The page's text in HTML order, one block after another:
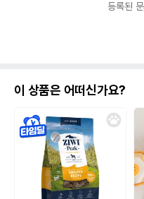
등록된
이 상품은 어떠신가요?